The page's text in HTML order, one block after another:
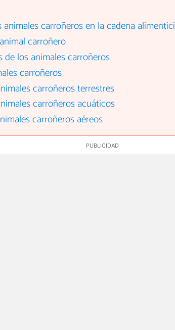
carroñeros en la cadena
carroñero
de los animales carroñeros
carroñeros
carroñeros terrestres
carroñeros acuáticos
carroñeros aéreos